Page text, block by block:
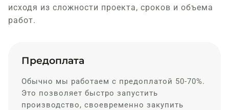
исходя из сложности проекта, сроков и объема
работ.
Предоплата
Обычно мы работаем с предоплатой 50-70%.
Это позволяет быстро запустить
производство, своевременно закупить